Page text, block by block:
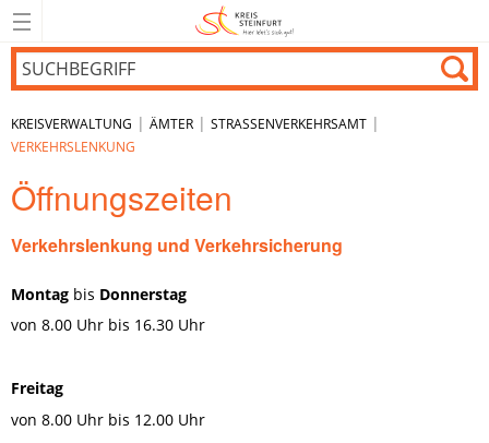
KREISVERWALTUNG | ÄMTER | STRASSENVERKEHRSAMT |
VERKEHRSLENKUNG
Öffnungszeiten
Verkehrslenkung und Verkehrsicherung
Montag bis Donnerstag
von 8.00 Uhr bis 16.30 Uhr
Freitag
von 8.00 Uhr bis 12.00 Uhr